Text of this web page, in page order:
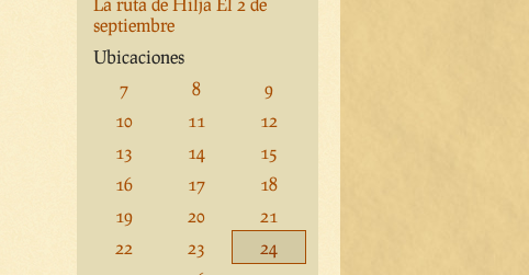
septiembre
Ubicaciones
7
8
9
10
11
12
13
14
15
16
17
18
19
20
21
22
23
24